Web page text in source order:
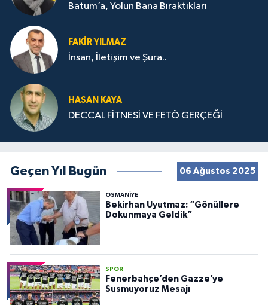
Batum’a, Yolun Bana Bıraktıkları
FAKIR YILMAZ
İnsan, İletişim ve Şura..
HASAN KAYA
DECCAL FİTNESİ VE FETÖ GERÇEĞİ
Geçen Yıl Bugün 06 Ağustos 2025
OSMANIYE
Bekirhan Uyutmaz: “Gönüllere
Dokunmaya Geldik”
SPOR
Fenerbahçe’den Gazze’ye
Susmuyoruz Mesajı